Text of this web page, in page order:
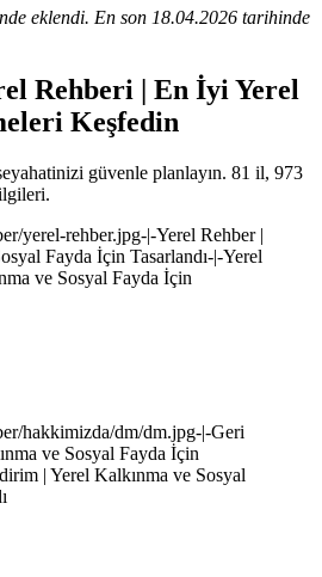
eklendi. En son 18.04.2026 tarihinde
Rehberi | En İyi Yerel
Keşfedin
güvenle planlayın. 81 il, 973
yerel-rehber.jpg-|-Yerel Rehber |
Fayda İçin Tasarlandı-|-Yerel
ve Sosyal Fayda İçin
hakkimizda/dm/dm.jpg-|-Geri
ve Sosyal Fayda İçin
| Yerel Kalkınma ve Sosyal